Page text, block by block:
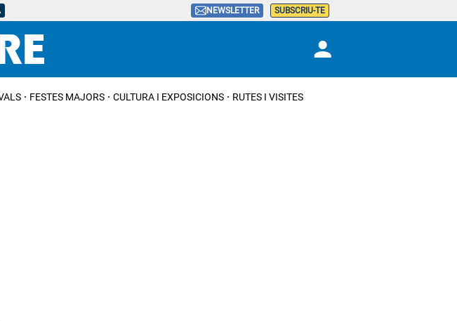
NEWSLETTER SUBSCRIU-TE
FESTES MAJORS CULTURA I EXPOSICIONS RUTES I VISITES